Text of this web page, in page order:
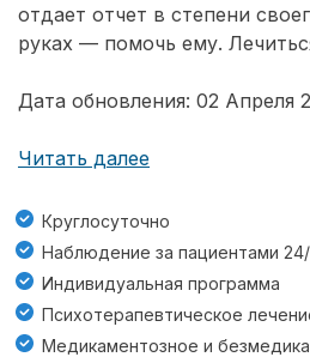
отдает отчет в степени
руках — помочь ему.
Дата обновления: 02 Апреля
Читать далее
Круглосуточно
Наблюдение за пациентами
Индивидуальная программа
Психотерапевтическое
Медикаментозное и